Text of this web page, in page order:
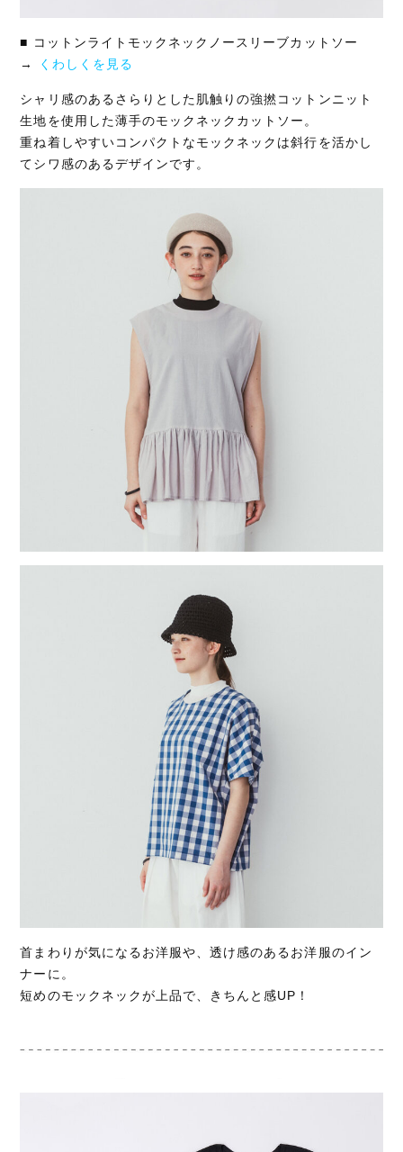
■ コットンライトモックネックノースリーブカットソー
→
くわしくを見る
シャリ感のあるさらりとした肌触りの強撚コットンニット
生地を使用した薄手のモックネックカットソー。
重ね着しやすいコンパクトなモックネックは斜行を活かし
てシワ感のあるデザインです。
首まわりが気になるお洋服や、透け感のあるお洋服のイン
ナーに。
短めのモックネックが上品で、きちんと感UP！